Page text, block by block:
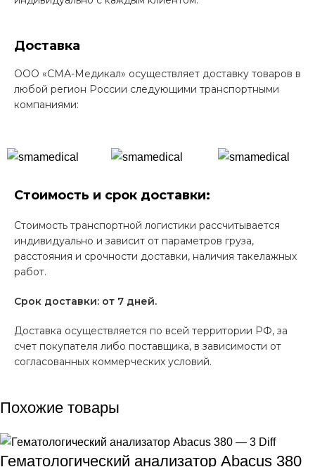
Доставка
ООО «СМА-Медикал» осуществляет доставку товаров в
любой регион России следующими транспортными
компаниями:
Стоимость и срок доставки:
Стоимость транспортной логистики рассчитывается
индивидуально и зависит от параметров груза,
расстояния и срочности доставки, наличия такелажных
работ.
Срок доставки: от 7 дней.
Доставка осуществляется по всей территории РФ, за
счет покупателя либо поставщика, в зависимости от
согласованных коммерческих условий.
Похожие товары
Гематологический анализатор Abacus 380